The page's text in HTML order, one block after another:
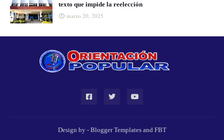
texto que impide la reelección
marzo 20, 2025
Design by - Blogger Templatesand FBT